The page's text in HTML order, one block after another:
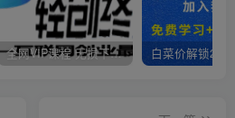
全网VIP课程 无损下载~